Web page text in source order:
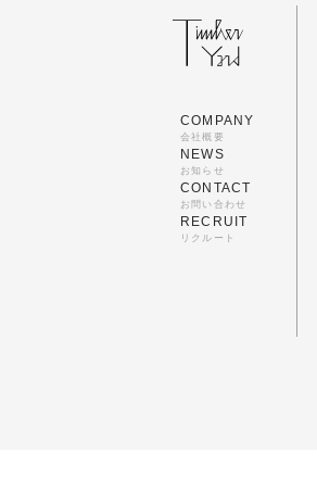
COMPANY
会社概要
NEWS
お知らせ
CONTACT
お問い合わせ
RECRUIT
リクルート